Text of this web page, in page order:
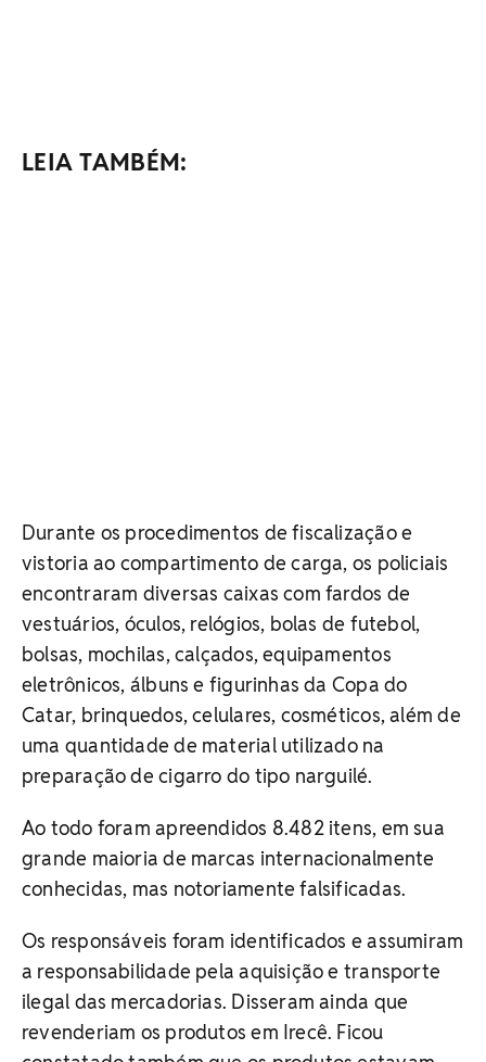
LEIA TAMBÉM:
Durante os procedimentos de fiscalização e
vistoria ao compartimento de carga, os policiais
encontraram diversas caixas com fardos de
vestuários, óculos, relógios, bolas de futebol,
bolsas, mochilas, calçados, equipamentos
eletrônicos, álbuns e figurinhas da Copa do
Catar, brinquedos, celulares, cosméticos, além de
uma quantidade de material utilizado na
preparação de cigarro do tipo narguilé.
Ao todo foram apreendidos 8.482 itens, em sua
grande maioria de marcas internacionalmente
conhecidas, mas notoriamente falsificadas.
Os responsáveis foram identificados e assumiram
a responsabilidade pela aquisição e transporte
ilegal das mercadorias. Disseram ainda que
revenderiam os produtos em Irecê. Ficou